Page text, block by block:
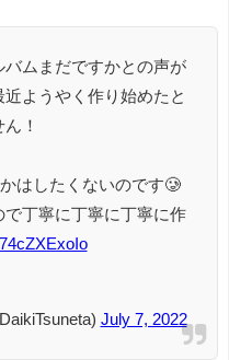
ムまだですかとの声が
ようやく作り始めたと
！
はしたくないのです🥲
丁寧に丁寧に丁寧に作
July 7, 2022